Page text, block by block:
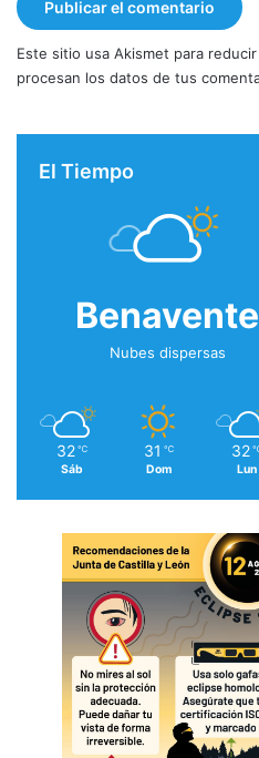
Este sitio usa Akismet para
procesan los datos de tus
El Tiempo
Benavente
Nubes dispersas
32 ℃
Sáb
31 ℃
Dom
32
Lun